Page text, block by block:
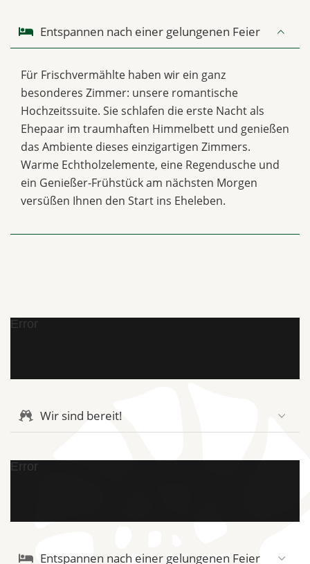
Entspannen nach einer gelungenen Feier
Für Frischvermählte haben wir ein ganz
besonderes Zimmer: unsere romantische
Hochzeitssuite. Sie schlafen die erste Nacht als
Ehepaar im traumhaften Himmelbett und genießen
das Ambiente dieses einzigartigen Zimmers.
Warme Echtholzelemente, eine Regendusche und
ein Genießer-Frühstück am nächsten Morgen
versüßen Ihnen den Start ins Eheleben.
Error
Wir sind bereit!
Error
Entspannen nach einer gelungenen Feier